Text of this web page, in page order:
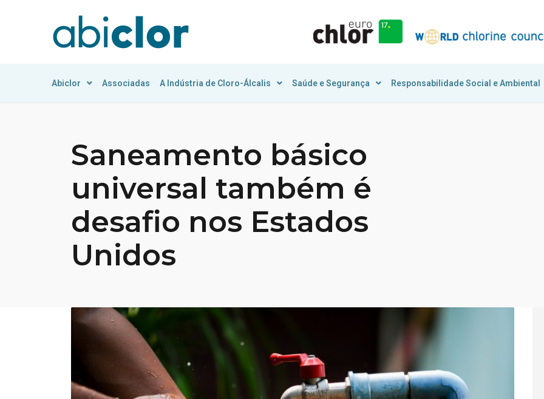
Abiclor Associadas A Indústria de Cloro-Álcalis Saúde e Segurança Responsabilidade Social e Ambiental
Saneamento básico
universal também é
desafio nos Estados
Unidos